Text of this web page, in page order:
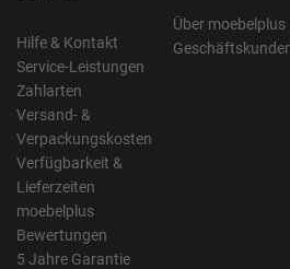
Hilfe & Kontakt
Service-Leistungen
Zahlarten
Versand- &
Verpackungskosten
Verfügbarkeit &
Lieferzeiten
moebelplus
Bewertungen
5 Jahre Garantie
Über moebelplus